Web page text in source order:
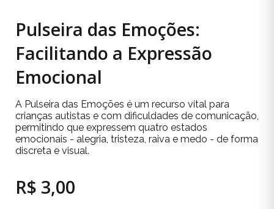
Pulseira das Emoções:
Facilitando a Expressão
Emocional
A Pulseira das Emoções é um recurso vital para
crianças autistas e com dificuldades de comunicação,
permitindo que expressem quatro estados
emocionais - alegria, tristeza, raiva e medo - de forma
discreta e visual.
R$ 3,00